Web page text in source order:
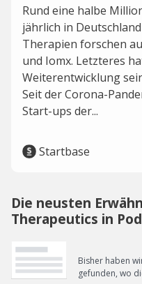
Rund eine halbe
jährlich in
Therapien forschen
und Iomx. Letzteres
Weiterentwicklung
Seit der Corona-
Start-ups der...
Startbase
Die neusten
Therapeutics in
Bisher haben
gefunden, wo